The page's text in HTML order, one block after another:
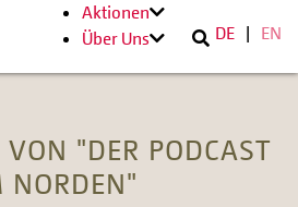
Aktionen
Über Uns
DE EN
VON "DER PODCAST
NORDEN"